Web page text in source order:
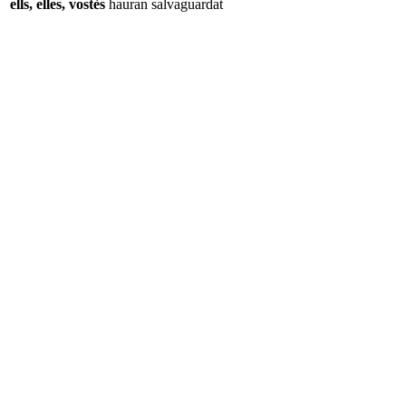
ells, elles, vostès hauran salvaguardat